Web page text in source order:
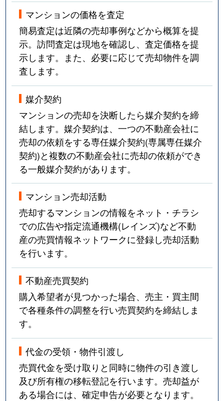
マンションの価格を査定
簡易査定は近隣の売却事例などから概算を提
示。訪問査定は現地を確認し、査定価格を提
示します。また、必要に応じて売却物件を調
査します。
媒介契約
マンションの売却を決断したら媒介契約を締
結します。媒介契約は、一つの不動産会社に
売却の依頼をする専任媒介契約(専属専任媒介
契約)と複数の不動産会社に売却の依頼ができ
る一般媒介契約があります。
マンション売却活動
売却するマンションの情報をネット・チラシ
での広告や指定流通機構(レインズ)など不動
産の売買情報ネットワークに登録し売却活動
を行います。
不動産売買契約
購入希望者が見つかった場合、売主・買主間
で各種条件の調整を行い売買契約を締結しま
す。
代金の受領・物件引渡し
売買代金を受け取りと同時に物件の引き渡し
及び所有権の移転登記を行います。売却益が
ある場合には、確定申告が必要となります。